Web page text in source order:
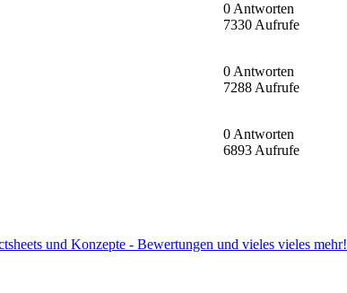
0 Antworten
7330 Aufrufe
0 Antworten
7288 Aufrufe
0 Antworten
6893 Aufrufe
und Konzepte - Bewertungen und vieles vieles mehr!